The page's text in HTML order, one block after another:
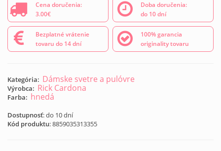
Cena doručenia:
3.00€
Doba doručenia:
do 10 dní
Bezplatné vrátenie
tovaru do 14 dní
100% garancia
originality tovaru
Kategória: Dámske svetre a pulóvre
Výrobca: Rick Cardona
Farba: hnedá
Dostupnosť: do 10 dní
Kód produktu:8859035313355